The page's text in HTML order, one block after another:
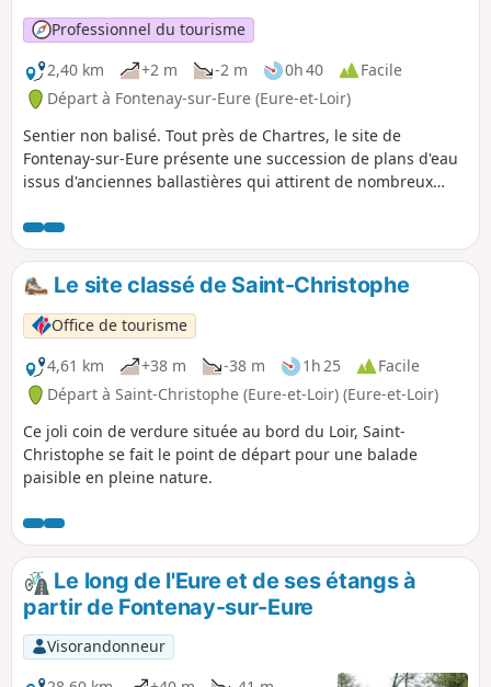
Professionnel du tourisme
2,40 km
+2 m -2 m 0h 40
Facile
Départ à Fontenay-sur-Eure (Eure-et-Loir)
Sentier non balisé. Tout près de Chartres, le site de
Fontenay-sur-Eure présente une succession de plans d'eau
issus d'anciennes ballastières qui attirent de nombreux
Vallée de l'Eure.
Le site classé de Saint-Christophe
Office de tourisme
4,61 km
+38 m -38 m 1h 25
Facile
Départ à Saint-Christophe (Eure-et-Loir) (Eure-et-Loir)
Ce joli coin de verdure située au bord du Loir, Saint-
Christophe se fait le point de départ pour une balade
paisible en pleine nature.
Le long de l'Eure et de ses étangs à
partir de Fontenay-sur-Eure
Visorandonneur